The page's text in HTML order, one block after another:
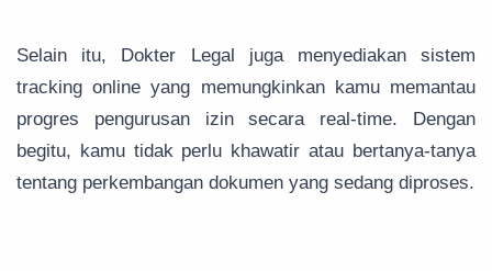
Selain itu, Dokter Legal juga menyediakan sistem
tracking online yang memungkinkan kamu memantau
progres pengurusan izin secara real-time. Dengan
begitu, kamu tidak perlu khawatir atau bertanya-tanya
tentang perkembangan dokumen yang sedang diproses.